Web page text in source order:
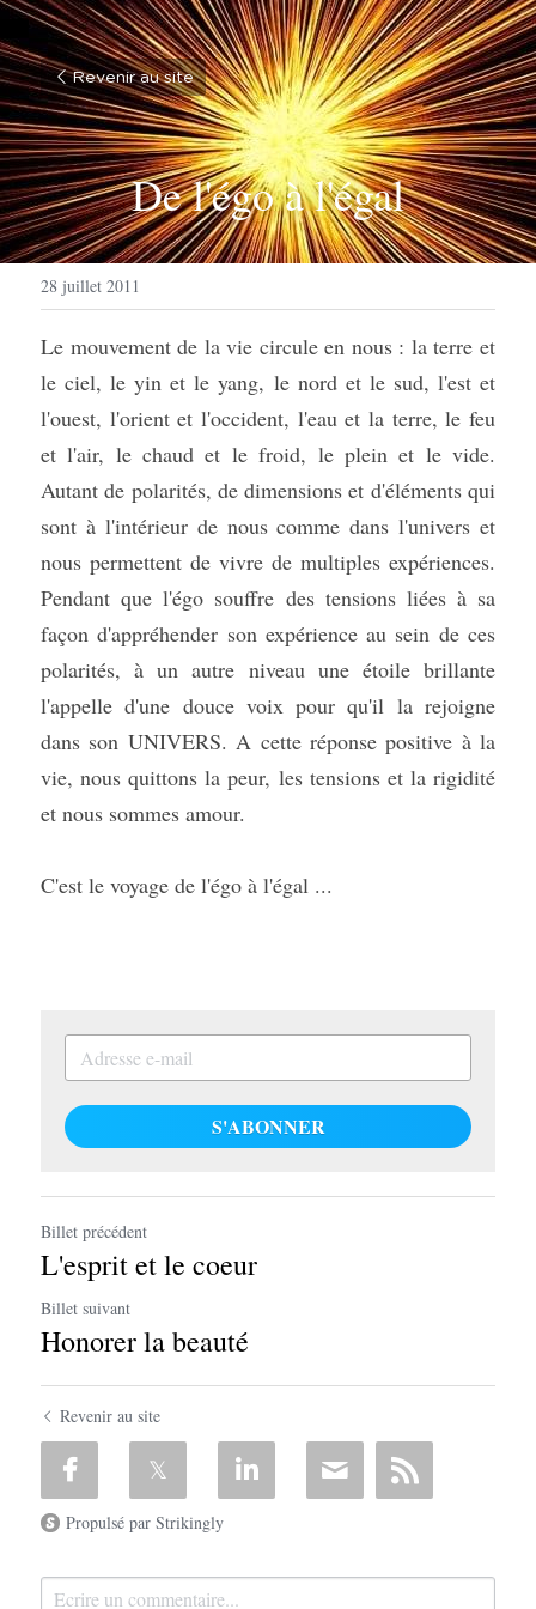
Revenir au site
De l'égo à l'égal
28 juillet 2011
Le mouvement de la vie circule en nous : la terre et
le ciel, le yin et le yang, le nord et le sud, l'est et
l'ouest, l'orient et l'occident, l'eau et la terre, le feu
et l'air, le chaud et le froid, le plein et le vide.
Autant de polarités, de dimensions et d'éléments qui
sont à l'intérieur de nous comme dans l'univers et
nous permettent de vivre de multiples expériences.
Pendant que l'égo souffre des tensions liées à sa
façon d'appréhender son expérience au sein de ces
polarités, à un autre niveau une étoile brillante
l'appelle d'une douce voix pour qu'il la rejoigne
dans son UNIVERS. A cette réponse positive à la
vie, nous quittons la peur, les tensions et la rigidité
et nous sommes amour.
C'est le voyage de l'égo à l'égal ...
S'ABONNER
Billet précédent
L'esprit et le coeur
Billet suivant
Honorer la beauté
Revenir au site
Propulsé par Strikingly